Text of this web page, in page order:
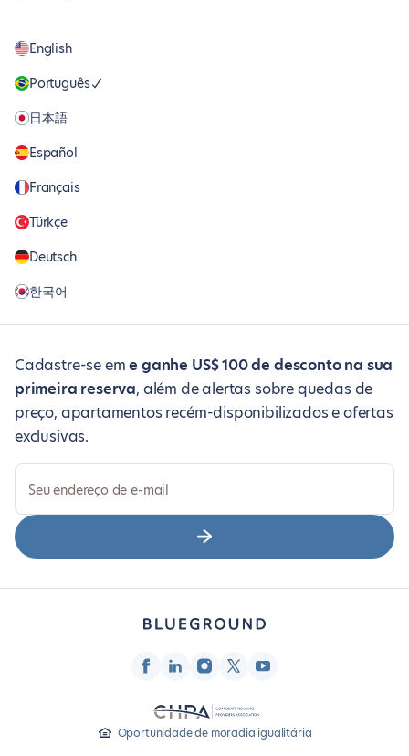
English
Português
日本語
Español
Français
Türkçe
Deutsch
한국어
Cadastre-se eme ganhe US$ 100 de desconto na sua
primeira reserva, além de alertas sobre quedas de
preço, apartamentos recém-disponibilizados e ofertas
exclusivas.
Seu endereço de e-mail
Oportunidade de moradia igualitária